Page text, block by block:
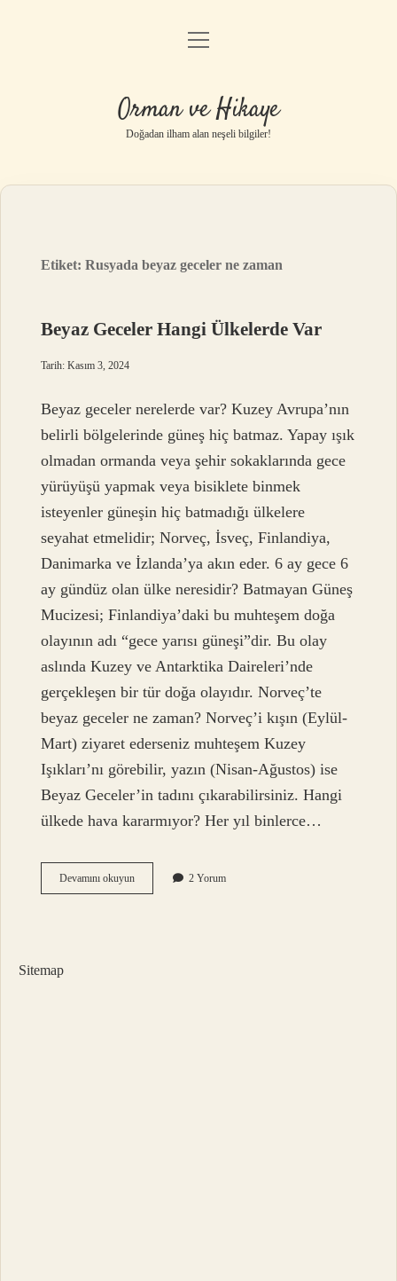
Anasayfa
Yasal Uyarı
menüyü
Orman ve Hikaye
Doğadan ilham alan neşeli bilgiler!
Etiket:Rusyada beyaz geceler ne zaman
Beyaz Geceler Hangi Ülkelerde Var
Tarih: Kasım 3, 2024
Beyaz geceler nerelerde var? Kuzey Avrupa’nın
belirli bölgelerinde güneş hiç batmaz. Yapay ışık
olmadan ormanda veya şehir sokaklarında gece
yürüyüşü yapmak veya bisiklete binmek
isteyenler güneşin hiç batmadığı ülkelere
seyahat etmelidir; Norveç, İsveç, Finlandiya,
Danimarka ve İzlanda’ya akın eder. 6 ay gece 6
ay gündüz olan ülke neresidir? Batmayan Güneş
Mucizesi; Finlandiya’daki bu muhteşem doğa
olayının adı “gece yarısı güneşi”dir. Bu olay
aslında Kuzey ve Antarktika Daireleri’nde
gerçekleşen bir tür doğa olayıdır. Norveç’te
beyaz geceler ne zaman? Norveç’i kışın (Eylül-
Mart) ziyaret ederseniz muhteşem Kuzey
Işıkları’nı görebilir, yazın (Nisan-Ağustos) ise
Beyaz Geceler’in tadını çıkarabilirsiniz. Hangi
ülkede hava kararmıyor? Her yıl binlerce…
Devamını okuyunBeyaz
Geceler
2 Yorum
Sitemap